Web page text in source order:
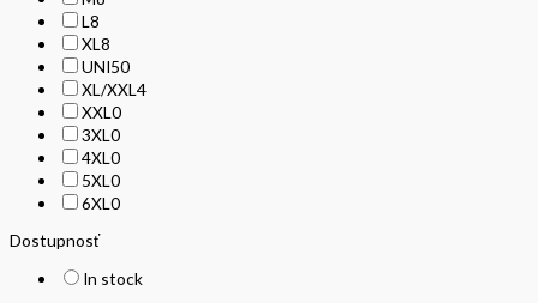
L8
XL8
UNI50
XL/XXL4
XXL0
3XL0
4XL0
5XL0
6XL0
Dostupnosť
In stock